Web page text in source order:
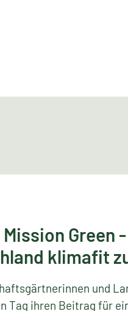
Green
klimafit
und
Tag ihren Beitrag für